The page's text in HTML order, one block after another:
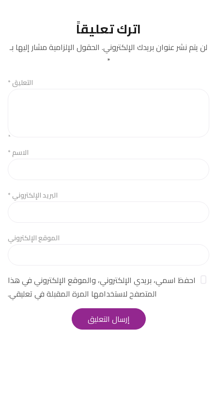
اترك تعليقاً
لن يتم نشر عنوان بريدك الإلكتروني. الحقول الإلزامية مشار إليها بـ
*
التعليق*
الاسم*
البريد الإلكتروني*
الموقع الإلكتروني
احفظ اسمي، بريدي الإلكتروني، والموقع الإلكتروني في هذا
المتصفح لاستخدامها المرة المقبلة في تعليقي.